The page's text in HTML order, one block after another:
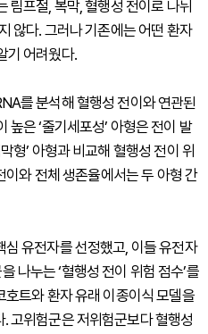
림프절, 복막, 혈행성 전이로 나뉘
않다. 그러나 기존에는 어떤 환자
기 어려웠다.
를 분석해 혈행성 전이와 연관된
은 ‘줄기세포성’ 아형은 전이 발
형’ 아형과 비교해 혈행성 전이 위
와 전체 생존율에서는 두 아형 간
유전자를 선정했고, 이들 유전자
나누는 ‘혈행성 전이 위험 점수’를
트와 환자 유래 이종이식 모델을
고위험군은 저위험군보다 혈행성